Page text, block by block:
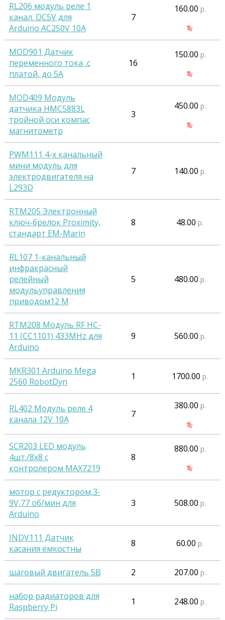
RL206 модуль реле 1
канал. DC5V для
Arduino AC250V 10A
7
160.00 р.
MOD901 Датчик
переменного тока ,с
платой, до 5А
16
150.00 р.
MOD409 Модуль
датчика HMC5883L
тройной оси компас
магнитометр
3
450.00 р.
PWM111 4-х канальный
мини модуль для
электродвигателя на
L293D
7 140.00 р.
RTM205 Электронный
ключ-брелок Proximity,
стандарт EM-Marin
8 48.00 р.
RL107 1-канальный
инфракрасный
релейный
модульуправления
приводом12 М
5 480.00 р.
RTM208 Модуль RF HC-
11 (CC1101) 433MHz для
Arduino
9 560.00 р.
MKR301 Arduino Mega
2560 RobotDyn
1 1700.00 р.
RL402 Модуль реле 4
канала 12V 10A
7
380.00 р.
SCR203 LED модуль
4шт./8x8 с
контролером MAX7219
8
880.00 р.
мотор с редуктором,3-
9V,77 об/мин для
Arduino
3 508.00 р.
INDV111 Датчик
касания емкостны
8 60.00 р.
шаговый двигатель 5В 2 207.00 р.
набор радиаторов для
Raspberry Pi
1 248.00 р.